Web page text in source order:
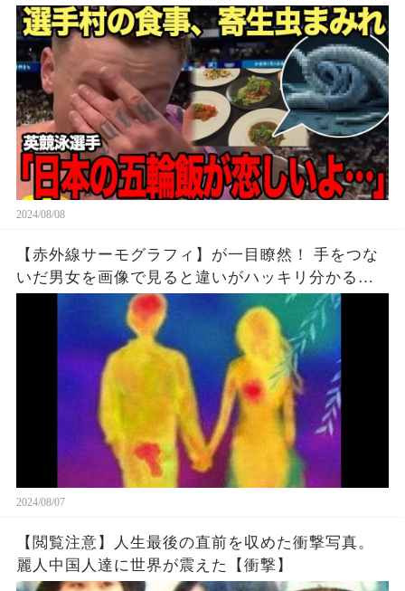
輪は神だった』と各国選手が語る東京の選手村
飯、企業努力が高い評価を受けた理由が…【パリ
オリンピック】
2024/08/08
【赤外線サーモグラフィ】が一目瞭然！ 手をつな
いだ男女を画像で見ると違いがハッキリ分かる！
男と女は違う生き物だ！【衝撃事実】
2024/08/07
【閲覧注意】人生最後の直前を収めた衝撃写真。
麗人中国人達に世界が震えた【衝撃】